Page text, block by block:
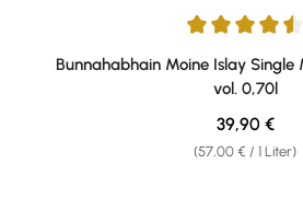
Durchschnittliche Bewertung von
Bunnahabhain Moine Islay Single
vol. 0,70l
(57,00 € / 1 Liter)
Regulärer
39,90 €